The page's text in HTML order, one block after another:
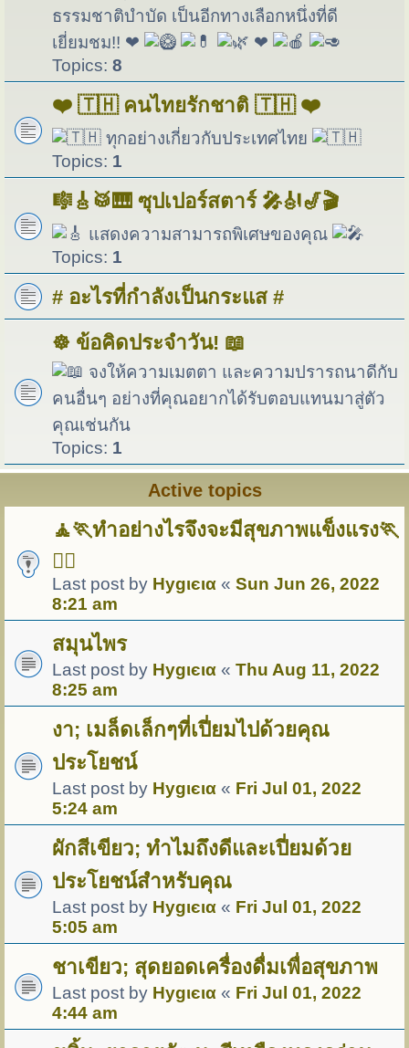
ธรรมชาติบำบัด เป็นอีกทางเลือกหนึ่งที่ดี
เยี่ยมชม!! ❤
❤
Topics: 8
❤️ 🇹🇭 คนไทยรักชาติ 🇹🇭 ❤️
ทุกอย่างเกี่ยวกับประเทศไทย
Topics: 1
🎼🎸🥁🎹 ซุปเปอร์สตาร์ 🎤🎻🎷🎬
แสดงความสามารถพิเศษของคุณ
Topics: 1
# อะไรที่กำลังเป็นกระแส #
☸️ ข้อคิดประจำวัน! 📖
จงให้ความเมตตา และความปรารถนาดีกับ
คนอื่นๆ อย่างที่คุณอยากได้รับตอบแทนมาสู่ตัว
คุณเช่นกัน
Topics: 1
Active topics
🧘🏃ทำอย่างไรจึงจะมีสุขภาพแข็งแรง🏃
🏋️‍♀️
Last post by Hуgιєια « Sun Jun 26, 2022
8:21 am
สมุนไพร
Last post by Hуgιєια « Thu Aug 11, 2022
8:25 am
งา; เมล็ดเล็กๆที่เปี่ยมไปด้วยคุณ
ประโยชน์
Last post by Hуgιєια « Fri Jul 01, 2022
5:24 am
ผักสีเขียว; ทำไมถึงดีและเปี่ยมด้วย
ประโยชน์สำหรับคุณ
Last post by Hуgιєια « Fri Jul 01, 2022
5:05 am
ชาเขียว; สุดยอดเครื่องดื่มเพื่อสุขภาพ
Last post by Hуgιєια « Fri Jul 01, 2022
4:44 am